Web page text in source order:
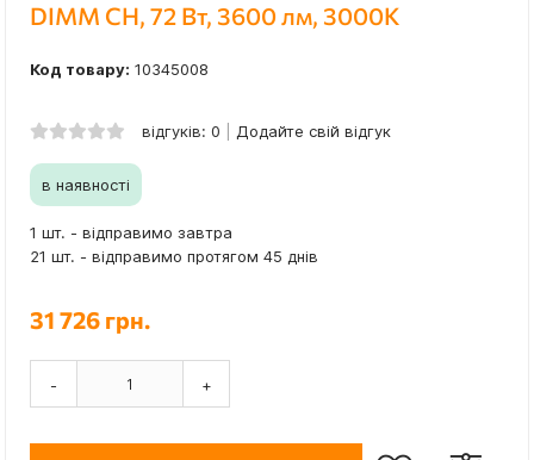
DIMM CH, 72 Вт, 3600 лм, 3000К
Код товару: 10345008
відгуків: 0 Додайте свій відгук
в наявності
1 шт. - відправимо завтра
21 шт. - відправимо протягом 45 днів
31 726 грн.
- +